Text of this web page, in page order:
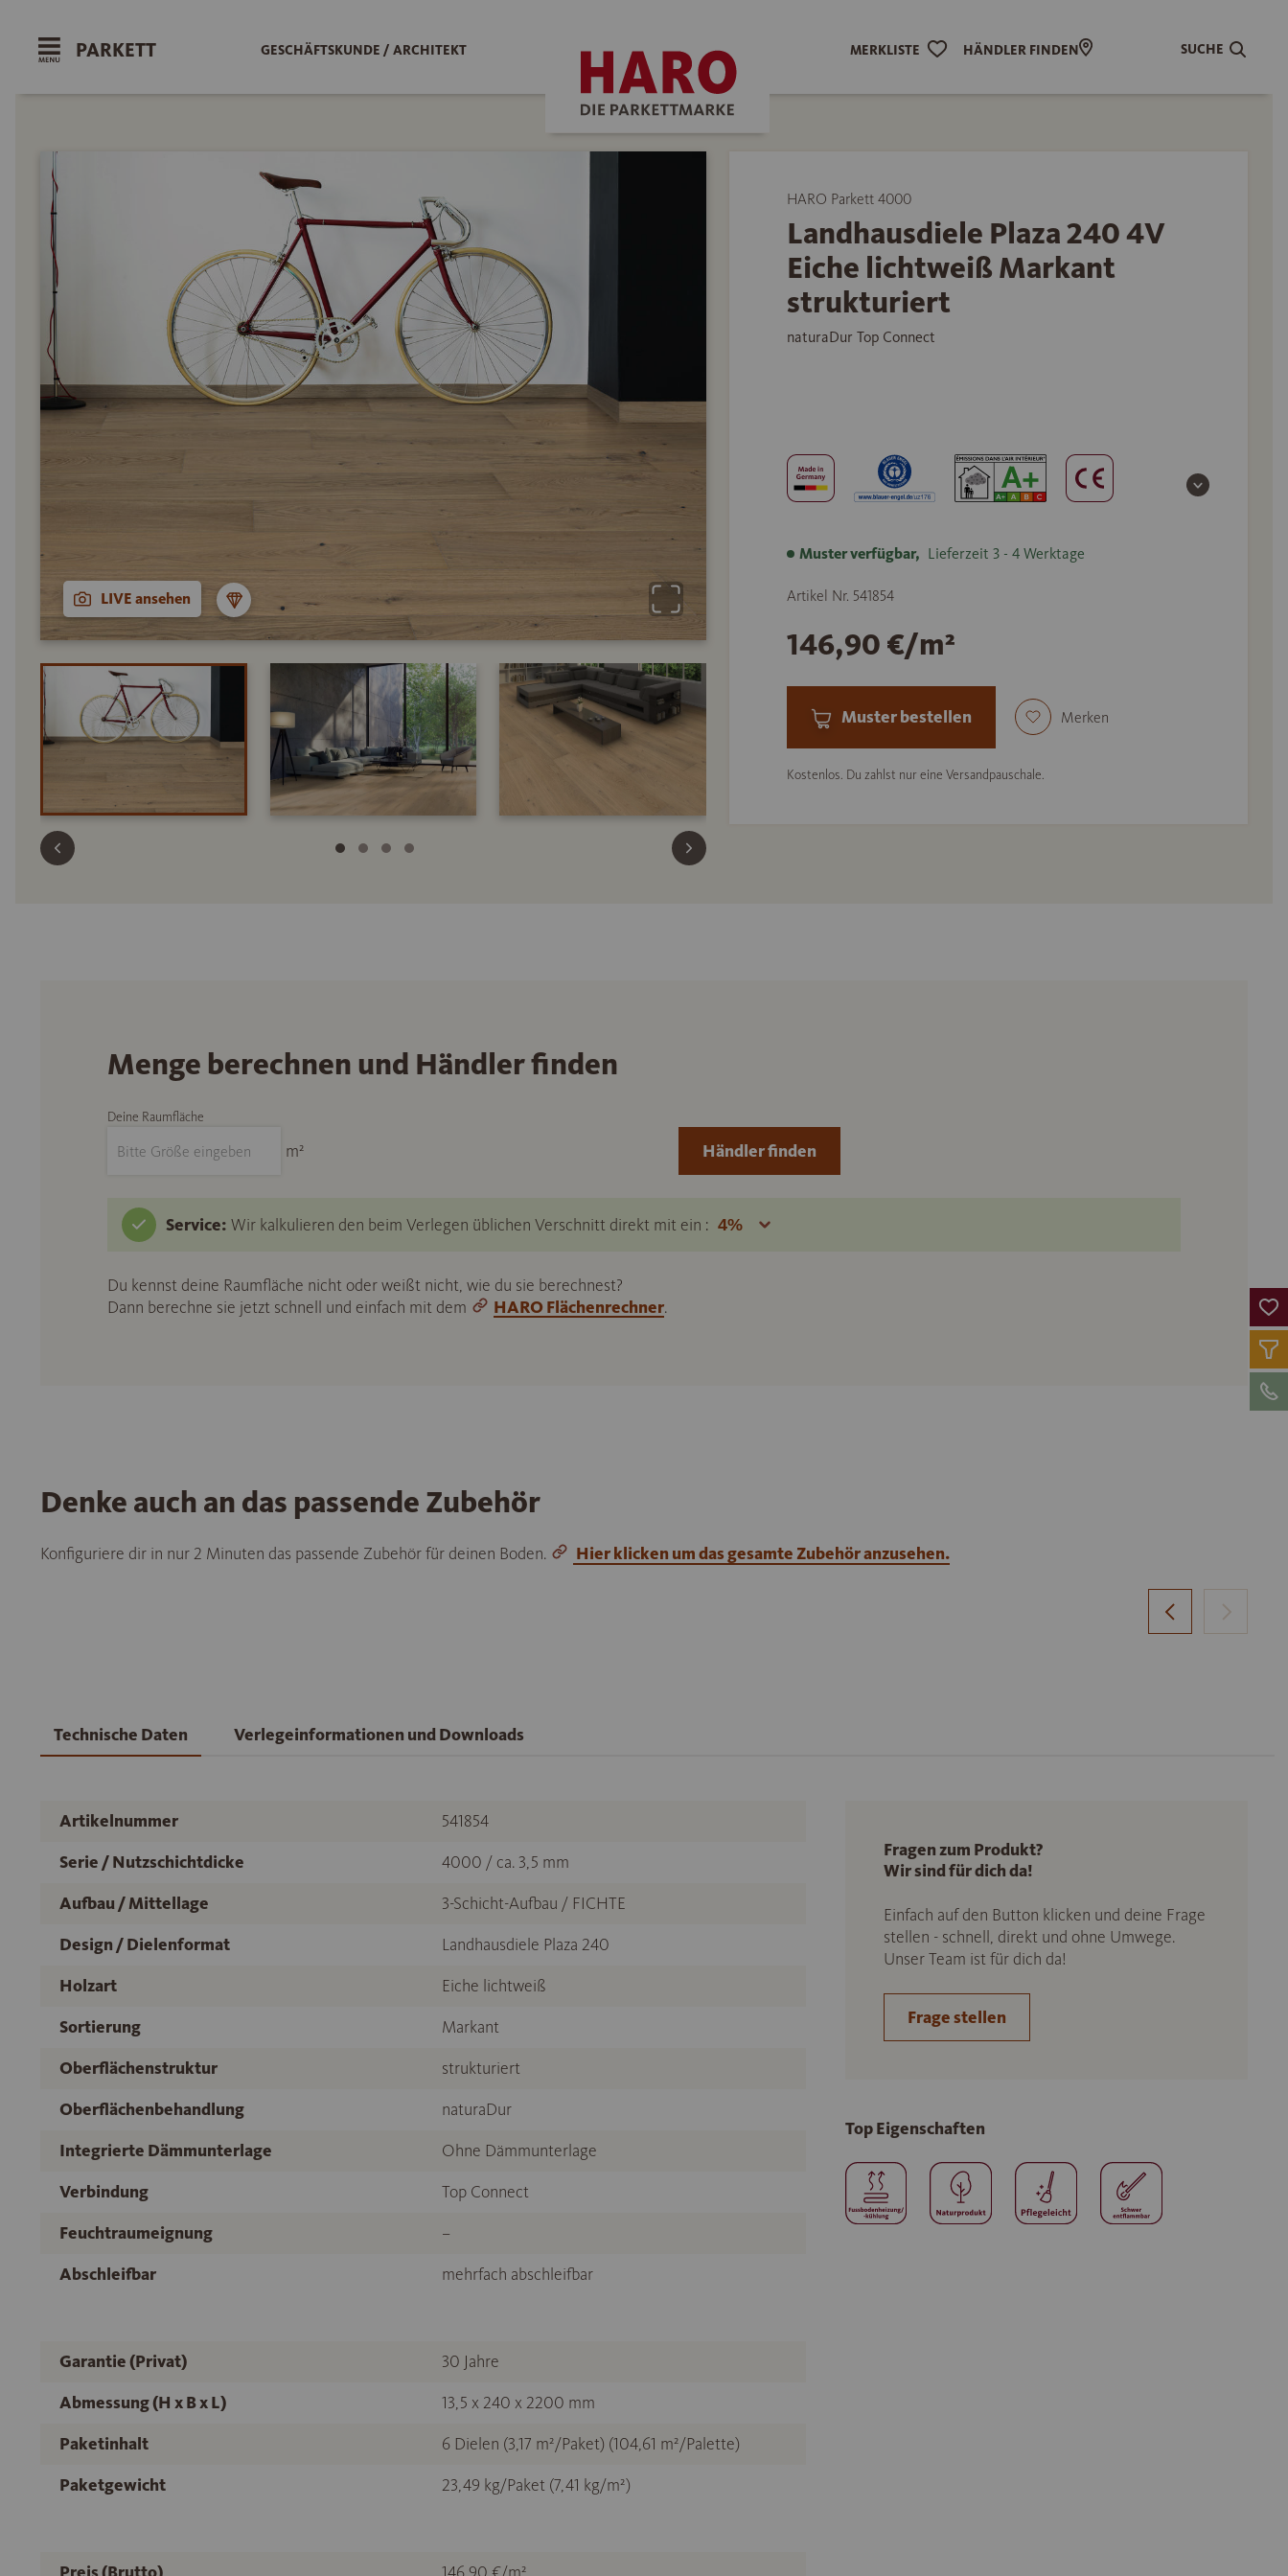
PARKETT GESCHÄFTSKUNDE / ARCHITEKT MERKLISTE HÄNDLER FINDEN SUCHE
LIVE ansehen
HARO Parkett 4000
Landhausdiele Plaza 240 4V
Eiche lichtweiß Markant
strukturiert
naturaDur Top Connect
Muster verfügbar, Lieferzeit 3 - 4 Werktage
Artikel Nr. 541854
146,90 €/m²
Muster bestellen Merken
Kostenlos. Du zahlst nur eine Versandpauschale.
Menge berechnen und Händler finden
Deine Raumfläche
m²
Service: Wir kalkulieren den beim Verlegen üblichen Verschnitt direkt mit ein :
Du kennst deine Raumfläche nicht oder weißt nicht, wie du sie berechnest?
Dann berechne sie jetzt schnell und einfach mit dem
HARO Flächenrechner.
Händler finden
Denke auch an das passende Zubehör
Konfiguriere dir in nur 2 Minuten das passende Zubehör für deinen Boden. Hier klicken um das gesamte Zubehör anzusehen.
Technische Daten Verlegeinformationen und Downloads
Artikelnummer
541854
Serie / Nutzschichtdicke
4000 / ca. 3,5 mm
Aufbau / Mittellage
3-Schicht-Aufbau / FICHTE
Design / Dielenformat
Landhausdiele Plaza 240
Holzart
Eiche lichtweiß
Sortierung
Markant
Oberflächenstruktur
strukturiert
Oberflächenbehandlung
naturaDur
Integrierte Dämmunterlage
Ohne Dämmunterlage
Verbindung
Top Connect
Feuchtraumeignung
–
Abschleifbar
mehrfach abschleifbar
Garantie (Privat)
30 Jahre
Abmessung (H x B x L)
13,5 x 240 x 2200 mm
Paketinhalt
6 Dielen (3,17 m²/Paket) (104,61 m²/Palette)
Paketgewicht
23,49 kg/Paket (7,41 kg/m²)
Fragen zum Produkt?
Wir sind für dich da!
Einfach auf den Button klicken und deine Frage
stellen - schnell, direkt und ohne Umwege.
Unser Team ist für dich da!
Frage stellen
Top Eigenschaften